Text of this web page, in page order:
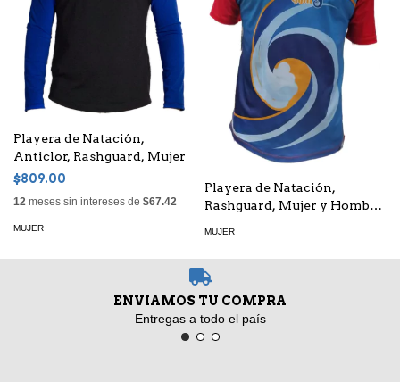
Playera de Natación,
Anticlor, Rashguard, Mujer
$809.00
12 meses sin intereses de $67.42
MUJER
Playera de Natación,
Rashguard, Mujer y Hombre
MUJER
ENVIAMOS TU COMPRA
Entregas a todo el país